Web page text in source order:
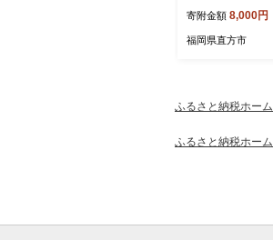
県 直方市
寄附金額 8,000円
福岡県直方市
ふるさと納税ホーム
ふるさと納税ホーム